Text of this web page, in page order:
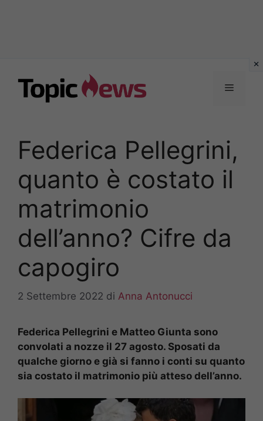
contenuto
Menu
Federica Pellegrini,
quanto è costato il
matrimonio
dell’anno? Cifre da
capogiro
2 Settembre 2022 di Anna Antonucci
Federica Pellegrini e Matteo Giunta sono
convolati a nozze il 27 agosto. Sposati da
qualche giorno e già si fanno i conti su quanto
sia costato il matrimonio più atteso dell’anno.